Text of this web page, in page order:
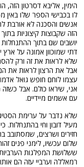
הימין, אליבא דסרטון הזה,
לו בכבישי הספר שלו באין
אנשים והסכנה לא אורבת
הזה שקבוצות קיצוניות
יושבים שם בתוך
דתי שמוכוון אמונה על
שלא לראות את זה ורק
אבל את הרצון לראות את
עצמו לוחם חופש גואל
אני, שיראו כולם. אבל כשזה
עם אשמים מיידיים.
שלא נדבר על ערימת
מעיל דובון וחי בהתנחלות.
חזירים ושרצים, שמסתובב
שלום עכשיו, לימני פנים
ששלושת המפלגות הערביות
רמאללה וערביי עזה הם